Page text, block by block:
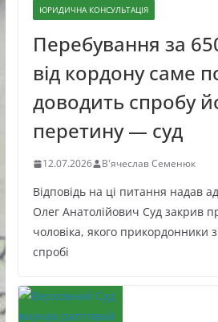
ЮРИДИЧНА КОНСУЛЬТАЦІЯ
Перебування за
від кордону саме
доводить спробу
перетину — суд
12.07.2026 В'ячеслав Семенюк
Відповідь на ці питання надав
Олег Анатолійович Суд закрив
чоловіка, якого прикордонники
спробі